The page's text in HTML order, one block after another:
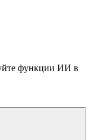
функции ИИ в